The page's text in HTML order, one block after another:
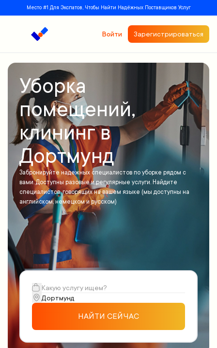
Место #1 Для Экспатов, Чтобы Найти Надёжных Поставщиков Услуг
Войти Зарегистрироваться
Уборка
помещений,
клининг в
Дортмунд
Забронируйте надежных специалистов по уборке рядом с
вами. Доступны разовые и регулярные услуги. Найдите
специалистов, говорящих на вашем языке (мы доступны на
английском, немецком и русском)
НАЙТИ СЕЙЧАС